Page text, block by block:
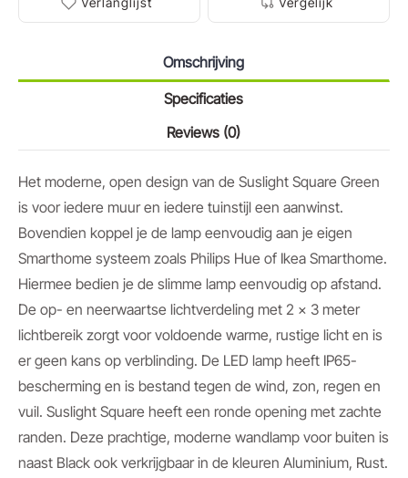
Omschrijving
Specificaties
Reviews (0)
Het moderne, open design van de Suslight Square Green
is voor iedere muur en iedere tuinstijl een aanwinst.
Bovendien koppel je de lamp eenvoudig aan je eigen
Smarthome systeem zoals Philips Hue of Ikea Smarthome.
Hiermee bedien je de slimme lamp eenvoudig op afstand.
De op- en neerwaartse lichtverdeling met 2 x 3 meter
lichtbereik zorgt voor voldoende warme, rustige licht en is
er geen kans op verblinding. De LED lamp heeft IP65-
bescherming en is bestand tegen de wind, zon, regen en
vuil. Suslight Square heeft een ronde opening met zachte
randen. Deze prachtige, moderne wandlamp voor buiten is
naast Black ook verkrijgbaar in de kleuren Aluminium, Rust.